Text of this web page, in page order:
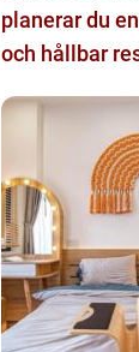
planerar du
och hållbar